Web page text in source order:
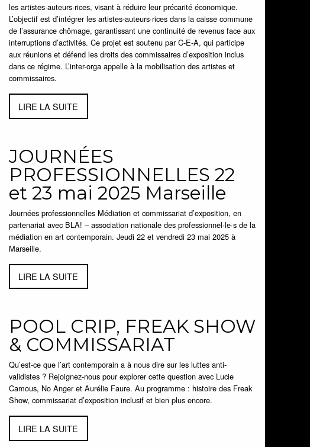
les artistes-auteurs·rices, visant à réduire leur précarité économique.
L’objectif est d’intégrer les artistes-auteurs·rices dans la caisse commune
de l’assurance chômage, garantissant une continuité de revenus face aux
interruptions d’activités. Ce projet est soutenu par C-E-A, qui participe
aux réunions et défend les droits des commissaires d’exposition inclus
dans ce régime. L’inter-orga appelle à la mobilisation des artistes et
commissaires.
LIRE LA SUITE
JOURNÉES
PROFESSIONNELLES 22
et 23 mai 2025 Marseille
Journées professionnelles Médiation et commissariat d’exposition, en
partenariat avec BLA! – association nationale des professionnel·le·s de la
médiation en art contemporain. Jeudi 22 et vendredi 23 mai 2025 à
Marseille.
LIRE LA SUITE
POOL CRIP, FREAK SHOW
& COMMISSARIAT
Qu’est-ce que l’art contemporain a à nous dire sur les luttes anti-
validistes ? Rejoignez-nous pour explorer cette question avec Lucie
Camous, No Anger et Aurélie Faure. Au programme : histoire des Freak
Show, commissariat d’exposition inclusif et bien plus encore.
LIRE LA SUITE